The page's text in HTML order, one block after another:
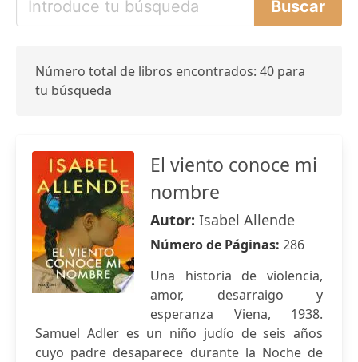
Número total de libros encontrados: 40 para
tu búsqueda
El viento conoce mi
nombre
Autor: Isabel Allende
Número de Páginas: 286
Una historia de violencia,
amor, desarraigo y
esperanza Viena, 1938.
Samuel Adler es un niño judío de seis años
cuyo padre desaparece durante la Noche de